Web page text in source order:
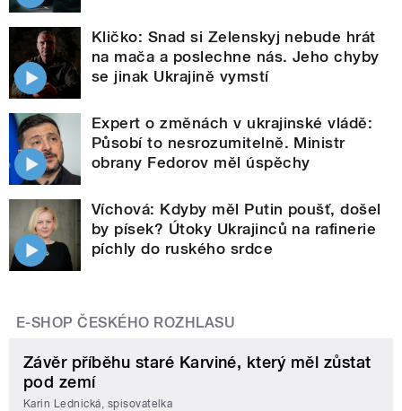
Kličko: Snad si Zelenskyj nebude hrát
na mača a poslechne nás. Jeho chyby
se jinak Ukrajině vymstí
Expert o změnách v ukrajinské vládě:
Působí to nesrozumitelně. Ministr
obrany Fedorov měl úspěchy
Víchová: Kdyby měl Putin poušť, došel
by písek? Útoky Ukrajinců na rafinerie
píchly do ruského srdce
E-SHOP ČESKÉHO ROZHLASU
Závěr příběhu staré Karviné, který měl zůstat
pod zemí
Karin Lednická, spisovatelka